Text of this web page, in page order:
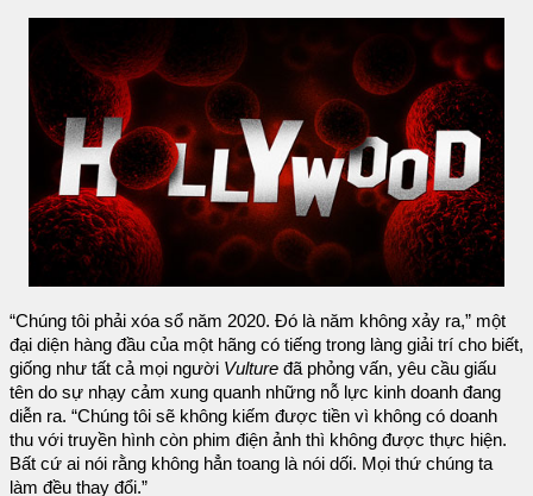
“Chúng tôi phải xóa sổ năm 2020. Đó là năm không xảy ra,” một
đại diện hàng đầu của một hãng có tiếng trong làng giải trí cho biết,
giống như tất cả mọi người Vulture đã phỏng vấn, yêu cầu giấu
tên do sự nhạy cảm xung quanh những nỗ lực kinh doanh đang
diễn ra. “Chúng tôi sẽ không kiếm được tiền vì không có doanh
thu với truyền hình còn phim điện ảnh thì không được thực hiện.
Bất cứ ai nói rằng không hẳn toang là nói dối. Mọi thứ chúng ta
làm đều thay đổi.”